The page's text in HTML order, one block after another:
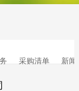
采购清单 新闻